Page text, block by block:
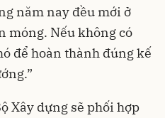
năm nay đều mới ở
móng. Nếu không có
để hoàn thành đúng kế
Xây dựng sẽ phối hợp